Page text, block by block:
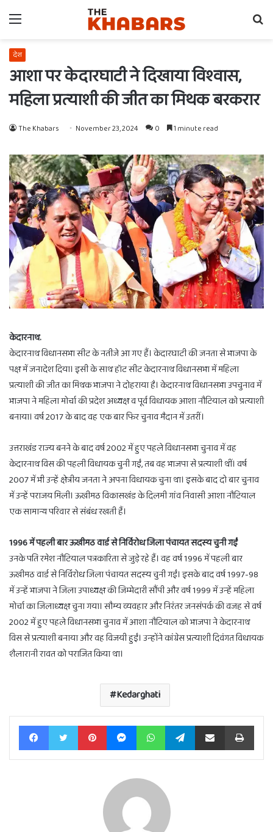
Menu
देश
आशा पर केदारघाटी ने दिखाया विश्वास,
महिला प्रत्याशी की जीत का मिथक बरकरार
The Khabars November 23, 2024 0 1 minute read
केदारनाथ.
केदारनाथ विधानसभा सीट के नतीजे आ गए हैं। केदारघाटी की जनता से भाजपा के
पक्ष में जनादेश दिया। इसी के साथ हॉट सीट केदारनाथ विधानसभा में महिला
प्रत्याशी की जीत का मिथक भाजपा ने दोहराया है। केदारनाथ विधानसभा उपचुनाव में
भाजपा ने महिला मोर्चा की प्रदेश अध्यक्ष व पूर्व विधायक आशा नौटियाल को प्रत्याशी
बनाया। वर्ष 2017 के बाद वह एक बार फिर चुनाव मैदान में उतरीं।
उत्तराखंड राज्य बनने के बाद वर्ष 2002 में हुए पहले विधानसभा चुनाव में वह
केदारनाथ विस की पहली विधायक चुनी गईं, तब वह भाजपा से प्रत्याशी थीं। वर्ष
2007 में भी उन्हें क्षेत्रीय जनता ने अपना विधायक चुना था। इसके बाद दो बार चुनाव
में उन्हें पराजय मिली। ऊखीमठ विकासखंड के दिलमी गांव निवासी आशा नौटियाल
एक सामान्य परिवार से संबंध रखती हैं।
1996 में पहली बार ऊखीमठ वार्ड से निर्विरोध जिला पंचायत सदस्य चुनी गईं
उनके पति रमेश नौटियाल पत्रकारिता से जुड़े रहे हैं। वह वर्ष 1996 में पहली बार
ऊखीमठ वार्ड से निर्विरोध जिला पंचायत सदस्य चुनी गईं। इसके बाद वर्ष 1997-98
में उन्हें भाजपा ने जिला उपाध्यक्ष की जिम्मेदारी सौंपी और वर्ष 1999 में उन्हें महिला
मोर्चा का जिलाध्यक्ष चुना गया। सौम्य व्यवहार और निरंतर जनसंपर्क की वजह से वर्ष
2002 में हुए पहले विधानसभा चुनाव में आशा नौटियाल को भाजपा ने केदारनाथ
विस से प्रत्याशी बनाया और वह विजयी हुईं। उन्होंने कांग्रेस प्रत्याशी दिवंगत विधायक
शैलारानी रावत को पराजित किया था।
Kedarghati
FacebookTwitter PinterestMessengerWhatsAppTelegramShare via Email Print